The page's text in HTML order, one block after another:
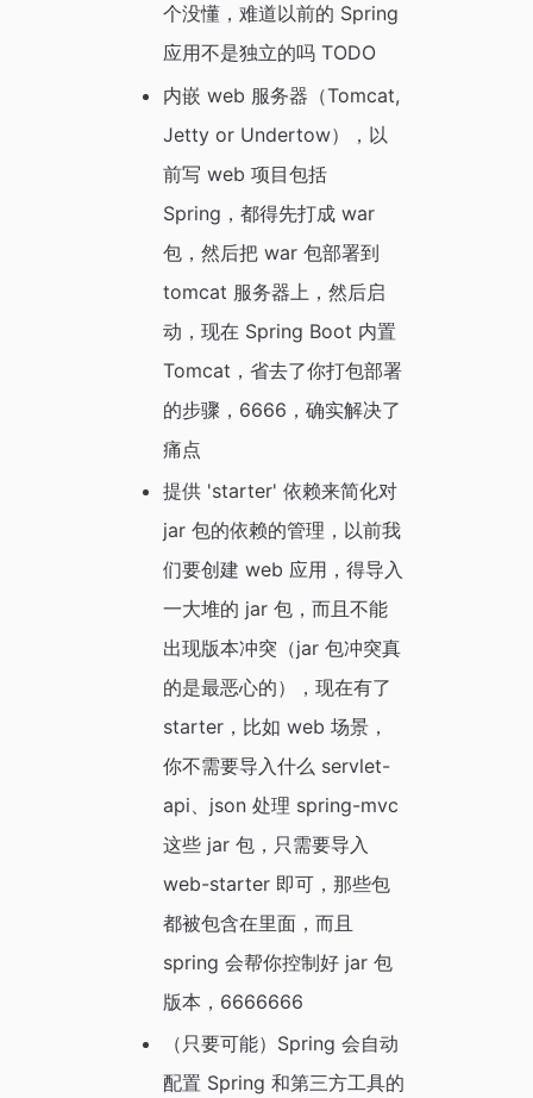
个没懂，难道以前的 Spring
应用不是独立的吗 TODO
内嵌 web 服务器（Tomcat,
Jetty or Undertow），以
前写 web 项目包括
Spring，都得先打成 war
包，然后把 war 包部署到
tomcat 服务器上，然后启
动，现在 Spring Boot 内置
Tomcat，省去了你打包部署
的步骤，6666，确实解决了
痛点
提供 'starter' 依赖来简化对
jar 包的依赖的管理，以前我
们要创建 web 应用，得导入
一大堆的 jar 包，而且不能
出现版本冲突（jar 包冲突真
的是最恶心的），现在有了
starter，比如 web 场景，
你不需要导入什么 servlet-
api、json 处理 spring-mvc
这些 jar 包，只需要导入
web-starter 即可，那些包
都被包含在里面，而且
spring 会帮你控制好 jar 包
版本，6666666
（只要可能）Spring 会自动
配置 Spring 和第三方工具的